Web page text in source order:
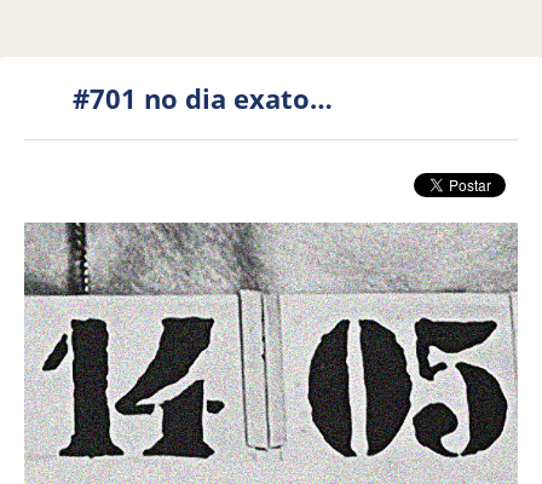
#701 no dia exato…